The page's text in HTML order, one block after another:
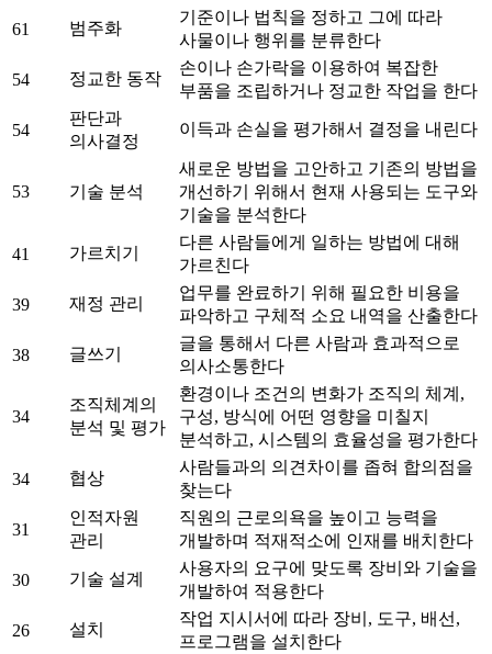
61 범주화
기준이나 법칙을 정하고 그에 따라
사물이나 행위를 분류한다
54 정교한 동작
손이나 손가락을 이용하여 복잡한
부품을 조립하거나 정교한 작업을 한다
54
판단과
의사결정
이득과 손실을 평가해서 결정을 내린다
53 기술 분석
새로운 방법을 고안하고 기존의 방법을
개선하기 위해서 현재 사용되는 도구와
기술을 분석한다
41 가르치기
다른 사람들에게 일하는 방법에 대해
가르친다
39 재정 관리
업무를 완료하기 위해 필요한 비용을
파악하고 구체적 소요 내역을 산출한다
38 글쓰기
글을 통해서 다른 사람과 효과적으로
의사소통한다
34
조직체계의
분석 및 평가
환경이나 조건의 변화가 조직의 체계,
구성, 방식에 어떤 영향을 미칠지
분석하고, 시스템의 효율성을 평가한다
34 협상
사람들과의 의견차이를 좁혀 합의점을
찾는다
31
인적자원
관리
직원의 근로의욕을 높이고 능력을
개발하며 적재적소에 인재를 배치한다
30 기술 설계
사용자의 요구에 맞도록 장비와 기술을
개발하여 적용한다
26 설치
작업 지시서에 따라 장비, 도구, 배선,
프로그램을 설치한다